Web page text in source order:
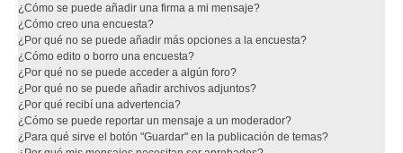
¿Cómo se puede añadir una firma a mi mensaje?
¿Cómo creo una encuesta?
¿Por qué no se puede añadir más opciones a la encuesta?
¿Cómo edito o borro una encuesta?
¿Por qué no se puede acceder a algún foro?
¿Por qué no se puede añadir archivos adjuntos?
¿Por qué recibí una advertencia?
¿Cómo se puede reportar un mensaje a un moderador?
¿Para qué sirve el botón "Guardar" en la publicación de temas?